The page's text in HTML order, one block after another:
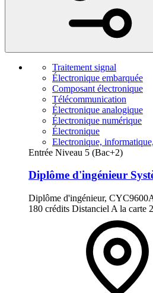
Traitement signal
Électronique embarquée
Composant électronique
Télécommunication
Électronique analogique
Électronique numérique
Électronique
Electronique,
Entrée Niveau 5 (Bac+2)
Diplôme d'ingénieur
Diplôme d'ingénieur,
180 crédits Distanciel A la carte